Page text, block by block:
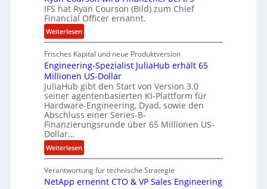
z
u
s
a
m
m
e
n
e
g
e
l
d
z
a
h
l
e
n
t
k
e
IFS hat Ryan Courson (Bild) zum Chief
Financial Officer ernannt.
Weiterlesen:
R
y
a
n
C
o
u
r
o
n
i
Frisches Kapital und neue Produktversion
Engineering-Spezialist JuliaHub erhält 65
Millionen US-Dollar
JuliaHub gibt den Start von Version 3.0
seiner agentenbasierten KI-Plattform für
Hardware-Engineering, Dyad, sowie den
Abschluss einer Series-B-
Finanzierungsrunde über 65 Millionen US-
Dollar…
Weiterlesen:
E
n
g
Verantwortung für technische Strategie
NetApp ernennt CTO & VP Sales Engineering